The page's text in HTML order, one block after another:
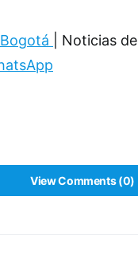
Bogotá | Noticias de
View Comments (0)